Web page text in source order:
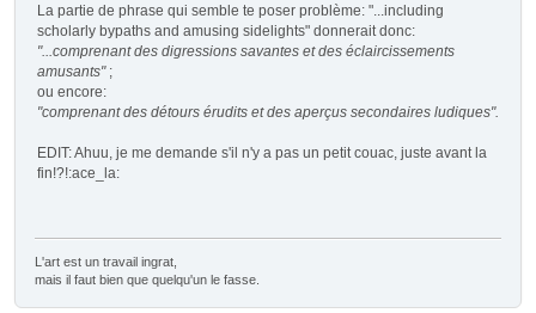
La partie de phrase qui semble te poser problème: "...including
scholarly bypaths and amusing sidelights" donnerait donc:
"...comprenant des digressions savantes et des éclaircissements
amusants";
ou encore:
"comprenant des détours érudits et des aperçus secondaires ludiques".
EDIT: Ahuu, je me demande s'il n'y a pas un petit couac, juste avant la
fin!?!:ace_la:
L'art est un travail ingrat,
mais il faut bien que quelqu'un le fasse.